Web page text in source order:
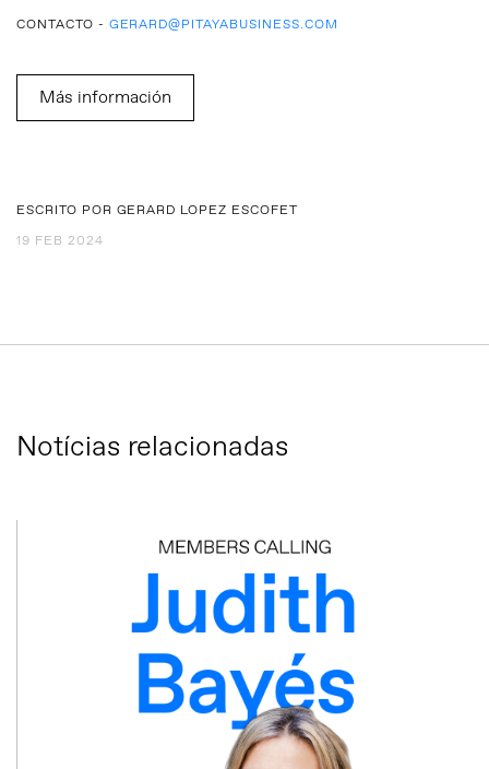
CONTACTO - GERARD@PITAYABUSINESS.COM
Más información
ESCRITO POR GERARD LOPEZ ESCOFET
19 FEB 2024
Notícias relacionadas